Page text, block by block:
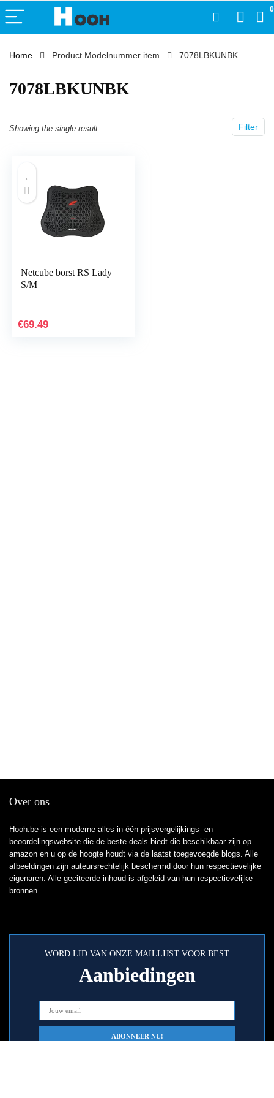
0
Home Product Modelnummer item ‎7078LBKUNBK
‎7078LBKUNBK
Filter
Showing the single result
Netcube borst RS Lady
S/M
€69.49
Over ons
Hooh.be is een moderne alles-in-één prijsvergelijkings- en
beoordelingswebsite die de beste deals biedt die beschikbaar zijn op
amazon en u op de hoogte houdt via de laatst toegevoegde blogs. Alle
afbeeldingen zijn auteursrechtelijk beschermd door hun respectievelijke
eigenaren. Alle geciteerde inhoud is afgeleid van hun respectievelijke
bronnen.
WORD LID VAN ONZE MAILLIJST VOOR BEST
Aanbiedingen